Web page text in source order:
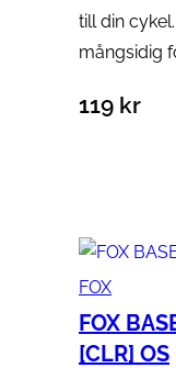
till din
mångsidig
119 kr
FOX
FOX
[CLR] OS